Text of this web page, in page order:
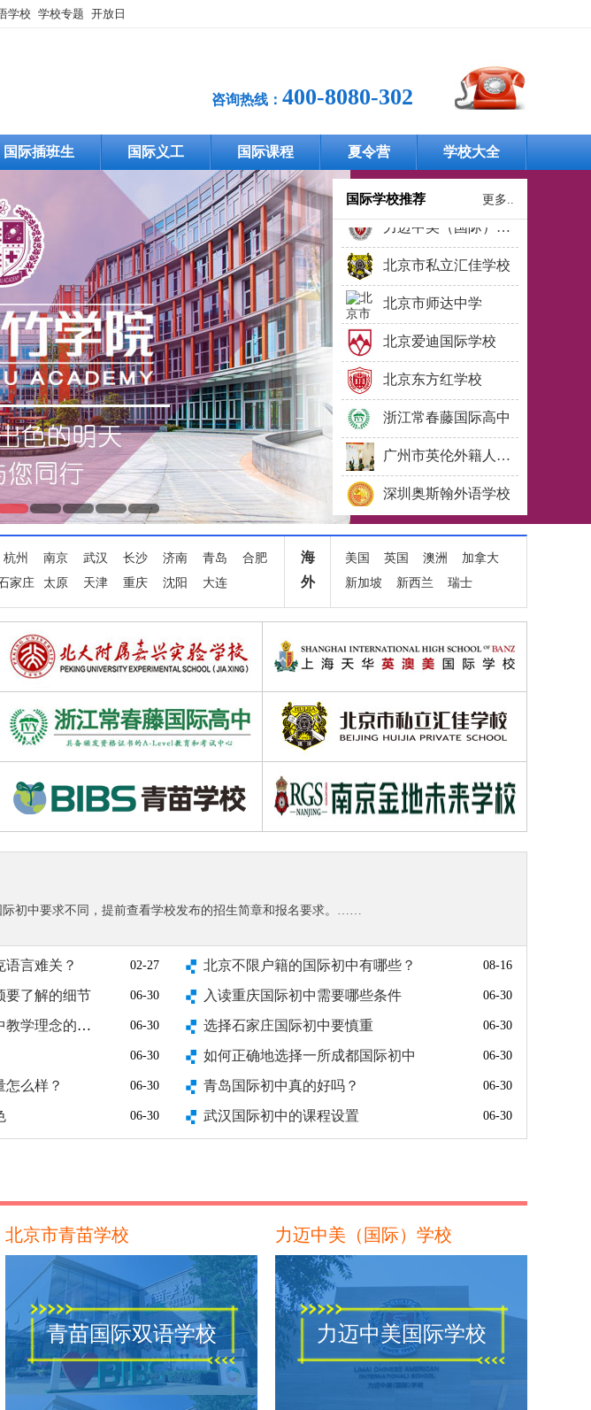
学校 学校专题 开放日
咨询热线： 400-8080-302
国际插班生 国际义工 国际课程 夏令营 学校大全
6 7 8 9 10
国际学校推荐 更多..
大连英领国际学校
北京市青苗学校
力迈中美（国际）学校
北京市私立汇佳学校
北京市师达中学
北京爱迪国际学校
北京东方红学校
浙江常春藤国际高中
广州市英伦外籍人员子女学校
深圳奥斯翰外语学校
北外附校双语学校
广东实验中学越秀学校国际部
上海常青日本高中课程中心
上海美高双语学校
上海诺美学校
上海师范大学附属第二外国语学校
上海燎原双语学校国际部
上海常青藤学校
上海外国语大学立泰学院
北京市师达中学
北京东方红学校
浙江常春藤国际高中
杭州 南京 武汉 长沙 济南 青岛
合肥
家庄 太原 天津 重庆 沈阳 大连
海
外
美国 英国 澳洲
加拿大
新加坡
新西兰 瑞士
初中要求不同，提前查看学校发布的招生简章和报名要求。……
言难关？ 02-27 北京不限户籍的国际初中有哪些？ 08-16
要了解的细节 06-30 入读重庆国际初中需要哪些条件 06-30
太原国际初中与普通初中教学理念的差异 06-30 选择石家庄国际初中要慎重 06-30
06-30 如何正确地选择一所成都国际初中 06-30
怎么样？ 06-30 青岛国际初中真的好吗？ 06-30
06-30 武汉国际初中的课程设置 06-30
北京市青苗学校
青苗国际双语学校
力迈中美（国际）学校
力迈中美国际学校